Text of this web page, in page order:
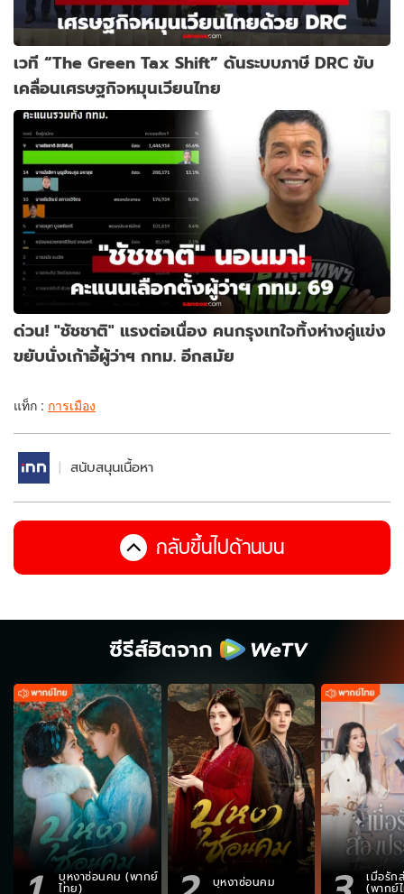
เวที “The Green Tax Shift” ดันระบบภาษี DRC ขับ
เคลื่อนเศรษฐกิจหมุนเวียนไทย
ด่วน! "ชัชชาติ" แรงต่อเนื่อง คนกรุงเทใจทิ้งห่างคู่แข่ง
ขยับนั่งเก้าอี้ผู้ว่าฯ กทม. อีกสมัย
แท็ก : การเมือง
สนับสนุนเนื้อหา
กลับขึ้นไปด้านบน
ซีรีส์ฮิตจาก
บุหงาซ่อนคม (พากย์
ไทย) บุหงาซ่อนคม เมื่อรัก
(พากย์